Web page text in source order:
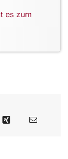
es zum